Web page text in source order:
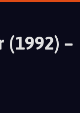
(1992) –